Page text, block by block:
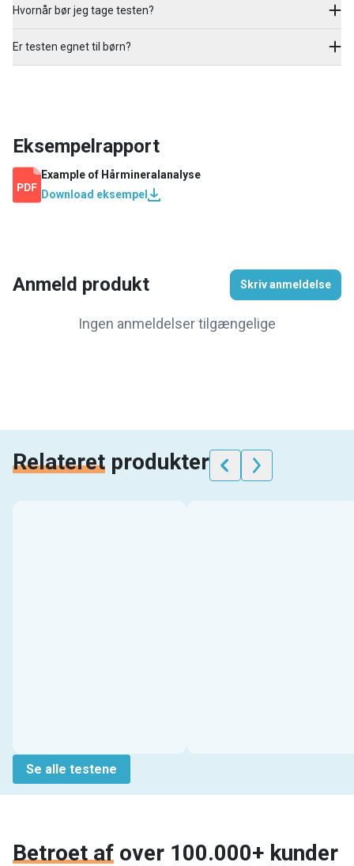
Hvornår bør jeg tage testen?
Er testen egnet til børn?
Eksempelrapport
Example of Hårmineralanalyse
Download eksempel
Anmeld produkt Skriv anmeldelse
Ingen anmeldelser tilgængelige
Relateret produkter
Se alle testene
Betroet af over 100.000+ kunder